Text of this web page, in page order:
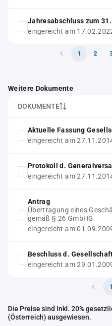
Jahresabschluss zum
eingereicht am
1 2
Weitere Dokumente
DOKUMENTE
Aktuelle Fassung
eingereicht am
Protokoll d.
eingereicht am
Antrag
Übertragung eines
gemäß § 26 GmbHG
eingereicht am
Beschluss d.
eingereicht am
1
Die Preise sind inkl. 20%
(Österreich) ausgewiesen.